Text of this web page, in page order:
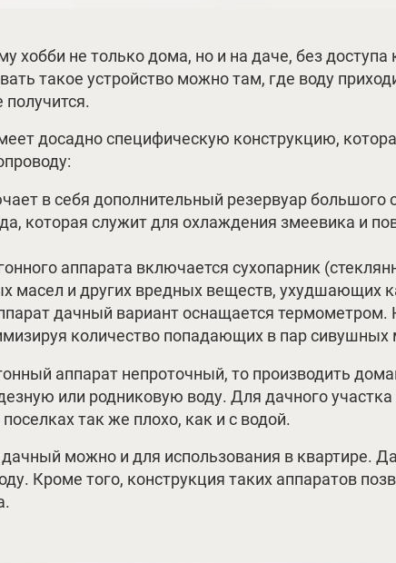
хобби не только дома, но и на даче, без
такое устройство можно там, где воду
досадно специфическую конструкцию,
в себя дополнительный резервуар большого
которая служит для охлаждения змеевика и
аппарата включается сухопарник
масел и других вредных веществ, ухудшающих
дачный вариант оснащается термометром.
количество попадающих в пар сивушных
аппарат непроточный, то производить
или родниковую воду. Для дачного
так же плохо, как и с водой.
можно и для использования в квартире.
Кроме того, конструкция таких аппаратов